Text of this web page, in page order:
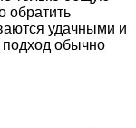
обратить
удачными и
обычно